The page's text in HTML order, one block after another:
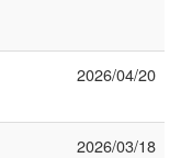
2026/04/20
2026/03/18